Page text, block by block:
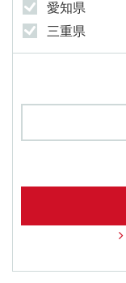
愛知県
三重県